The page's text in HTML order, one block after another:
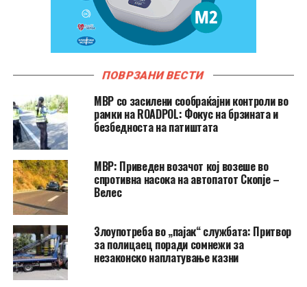
ПОВРЗАНИ ВЕСТИ
МВР со засилени сообраќајни контроли во
рамки на ROADPOL: Фокус на брзината и
безбедноста на патиштата
МВР: Приведен возачот кој возеше во
спротивна насока на автопатот Скопје –
Велес
Злоупотреба во „пајак“ службата: Притвор
за полицаец поради сомнежи за
незаконско наплатување казни